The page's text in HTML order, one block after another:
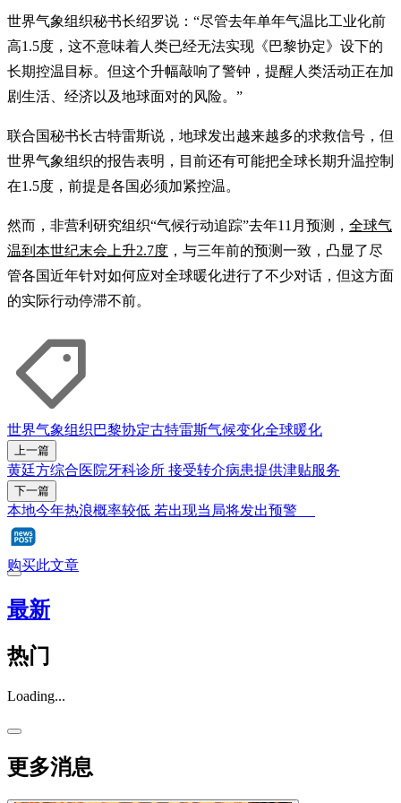
世界气象组织秘书长绍罗说：“尽管去年单年气温比工业化前
高1.5度，这不意味着人类已经无法实现《巴黎协定》设下的
长期控温目标。但这个升幅敲响了警钟，提醒人类活动正在加
剧生活、经济以及地球面对的风险。”
联合国秘书长古特雷斯说，地球发出越来越多的求救信号，但
世界气象组织的报告表明，目前还有可能把全球长期升温控制
在1.5度，前提是各国必须加紧控温。
然而，非营利研究组织“气候行动追踪”去年11月预测， 全球气
温到本世纪末会上升2.7度 ，与三年前的预测一致，凸显了尽
管各国近年针对如何应对全球暖化进行了不少对话，但这方面
的实际行动停滞不前。
世界气象组织巴黎协定古特雷斯气候变化全球暖化
上一篇
黄廷方综合医院牙科诊所 接受转介病患提供津贴服务
下一篇
本地今年热浪概率较低 若出现当局将发出预警
购买此文章
最新
热门
Loading...
更多消息